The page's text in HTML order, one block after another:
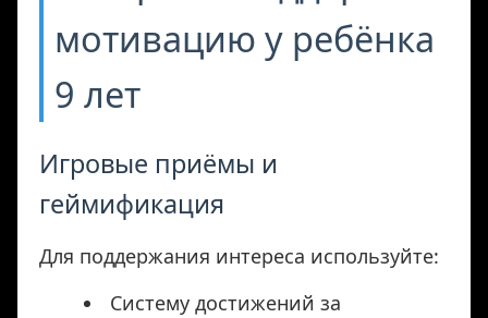
мотивацию у ребёнка
9 лет
Игровые приёмы и
геймификация
Для поддержания интереса используйте:
Систему достижений за